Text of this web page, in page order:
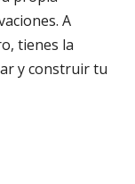
A
tienes la
y construir tu